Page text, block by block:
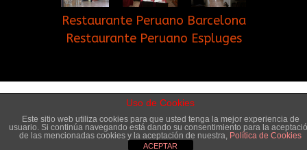
Restaurante Peruano Barcelona
Restaurante Peruano Espluges
Contacto Blog
© Copyright 2017. Cuchara Brava Restaurante.
Uso de Cookies
Este sitio web utiliza cookies para que usted tenga la mejor experiencia de
usuario. Si continúa navegando está dando su consentimiento para la
de las mencionadas cookies y la aceptación de nuestra, Política de Cookies
ACEPTAR